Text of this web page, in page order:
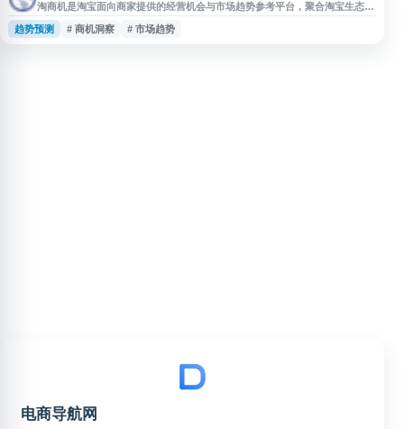
淘商机是淘宝面向商家提供的经营机会与市场趋势参考平台，聚合淘宝生态内
的行业动态、商品趋势、消费需求和选品线索等信息，帮助商家了解潜在市场
机会、优化商品规划与运营决策。平台适合淘宝商家、品牌方及电商运营人员
趋势预测 # 商机洞察 # 市场趋势
电商导航网